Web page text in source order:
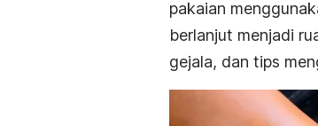
pakaian
berlanjut menjadi
gejala, dan tips